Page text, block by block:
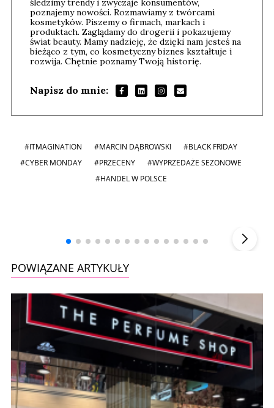
śledzimy trendy i zwyczaje konsumentów,
poznajemy nowości. Rozmawiamy z twórcami
kosmetyków. Piszemy o firmach, markach i
produktach. Zaglądamy do drogerii i pokazujemy
świat beauty. Mamy nadzieję, że dzięki nam jesteś na
bieżąco z tym, co kosmetyczny biznes kształtuje i
rozwija. Chętnie poznamy Twoją historię.
Napisz do mnie:
#ITMAGINATION #MARCIN DĄBROWSKI
#BLACK FRIDAY
#CYBER MONDAY
#PRZECENY
#WYPRZEDAŻE SEZONOWE
#HANDEL W POLSCE
POWIĄZANE ARTYKUŁY